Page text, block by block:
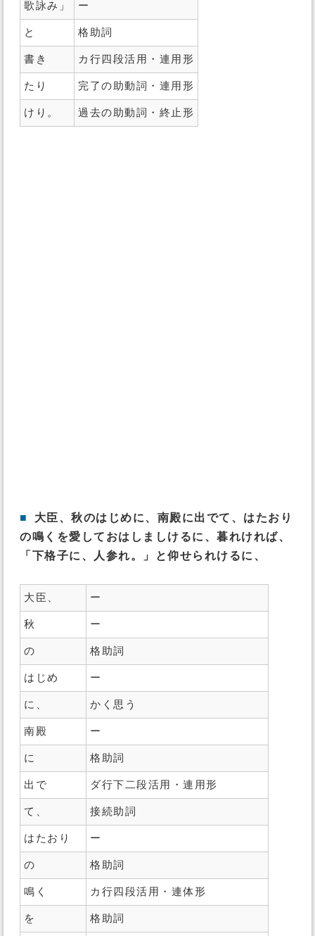
歌詠み」 ー
と 格助詞
書き カ行四段活用・連用形
たり 完了の助動詞・連用形
けり。 過去の助動詞・終止形
■
大臣、秋のはじめに、南殿に出でて、はたおり
の鳴くを愛しておはしましけるに、暮れければ、
「下格子に、人参れ。」と仰せられけるに、
大臣、 ー
秋 ー
の 格助詞
はじめ ー
に、 かく思う
南殿 ー
に 格助詞
出で ダ行下二段活用・連用形
て、 接続助詞
はたおり ー
の 格助詞
鳴く カ行四段活用・連体形
を 格助詞